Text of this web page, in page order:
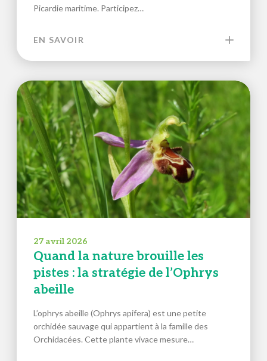
Picardie maritime. Participez…
EN SAVOIR
27 avril 2026
Quand la nature brouille les
pistes : la stratégie de l’Ophrys
abeille
L’ophrys abeille (Ophrys apifera) est une petite
orchidée sauvage qui appartient à la famille des
Orchidacées. Cette plante vivace mesure…